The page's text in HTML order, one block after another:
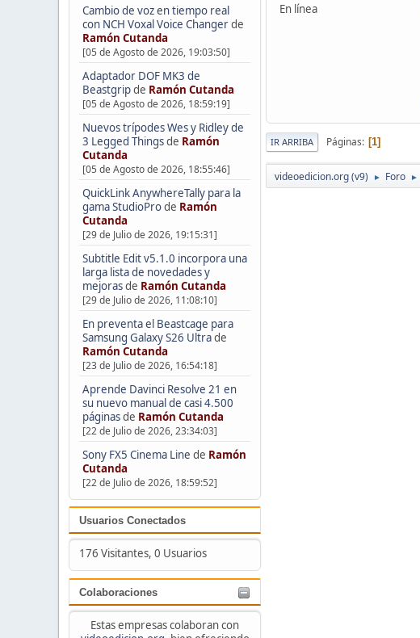
Cambio de voz en tiempo real
con NCH Voxal Voice Changerde
Ramón Cutanda
[05 de Agosto de 2026, 19:03:50]
Adaptador DOF MK3 de
Beastgripde Ramón Cutanda
[05 de Agosto de 2026, 18:59:19]
Nuevos trípodes Wes y Ridley de
3 Legged Thingsde Ramón
Cutanda
[05 de Agosto de 2026, 18:55:46]
QuickLink AnywhereTally para la
gama StudioProde Ramón
Cutanda
[29 de Julio de 2026, 19:15:31]
Subtitle Edit v5.1.0 incorpora una
larga lista de novedades y
mejorasde Ramón Cutanda
[29 de Julio de 2026, 11:08:10]
En preventa el Beastcage para
Samsung Galaxy S26 Ultrade
Ramón Cutanda
[23 de Julio de 2026, 16:54:18]
Aprende Davinci Resolve 21 en
su nuevo manual de casi 4.500
páginasde Ramón Cutanda
[22 de Julio de 2026, 23:34:03]
Sony FX5 Cinema Line de Ramón
Cutanda
[22 de Julio de 2026, 18:59:52]
Usuarios Conectados
176 Visitantes, 0 Usuarios
Colaboraciones
Estas empresas colaboran con
En línea
IR ARRIBA Páginas 1
videoedicion.org (v9) ► Foro ►